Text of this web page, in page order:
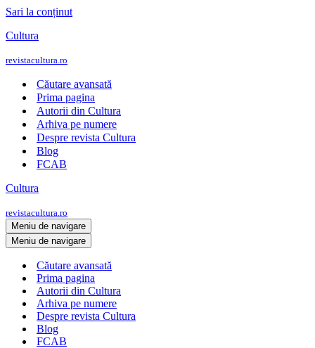
Sari la conținut
Cultura
revistacultura.ro
Căutare avansată
Prima pagina
Autorii din Cultura
Arhiva pe numere
Despre revista Cultura
Blog
FCAB
Cultura
revistacultura.ro
Meniu de navigare
Meniu de navigare
Căutare avansată
Prima pagina
Autorii din Cultura
Arhiva pe numere
Despre revista Cultura
Blog
FCAB